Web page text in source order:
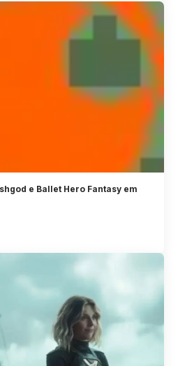
e Ballet Hero Fantasy em